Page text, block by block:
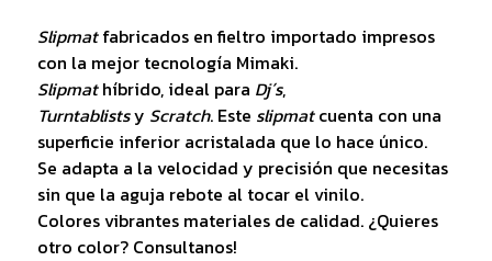
Slipmatfabricados en fieltro importado impresos
con la mejor tecnología Mimaki.
Slipmathíbrido, ideal para Dj´s,
Turntablistsy Scratch. Este slipmatcuenta con una
superficie inferior acristalada que lo hace único.
Se adapta a la velocidad y precisión que necesitas
sin que la aguja rebote al tocar el vinilo.
Colores vibrantes materiales de calidad. ¿Quieres
otro color? Consultanos!